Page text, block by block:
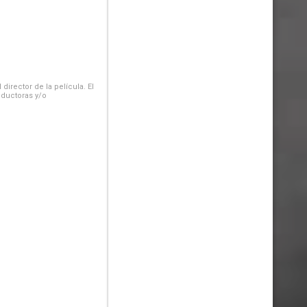
de la película. El
y/o